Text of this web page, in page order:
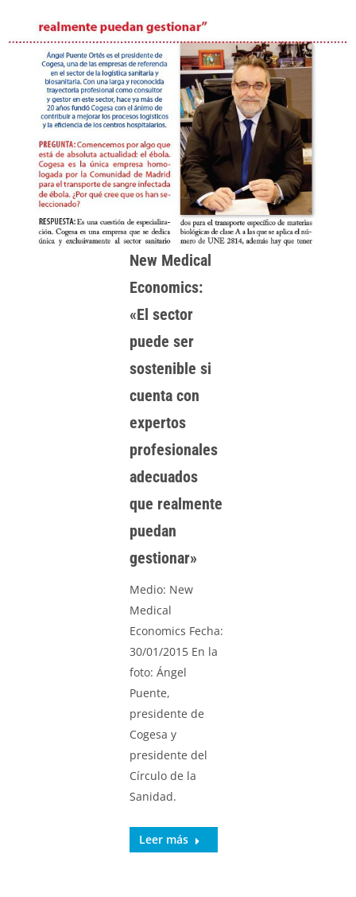
New Medical
Economics:
«El sector
puede ser
sostenible si
cuenta con
expertos
profesionales
adecuados
que realmente
puedan
gestionar»
Medio: New
Medical
Economics Fecha:
30/01/2015 En la
foto: Ángel
Puente,
presidente de
Cogesa y
presidente del
Círculo de la
Sanidad.
Leer más